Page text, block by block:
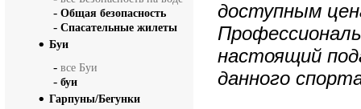
доступным
настоящий
данного
- Общая безопасность
- Спасательные жилеты
Буи
- все Буи
- буи
Гарпуны/Бегунки